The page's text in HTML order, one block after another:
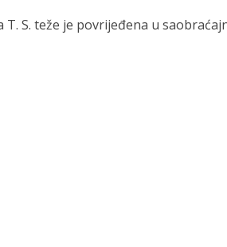
T. S. teže je povrijeđena u